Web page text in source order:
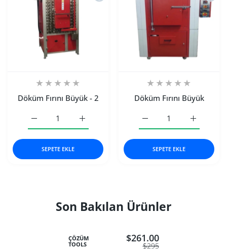
Döküm Fırını Büyük - 2
Döküm Fırını Büyük - 2 Default Title için
Döküm Fırını Büyük - 2 Default Title için adedi artırın
SEPETE EKLE
Döküm Fırını Büyük
Döküm
Döküm Fırını Büyük
SEPETE EKLE
Son Bakılan Ürünler
ÇÖZÜM
TOOLS
$261.00
$295